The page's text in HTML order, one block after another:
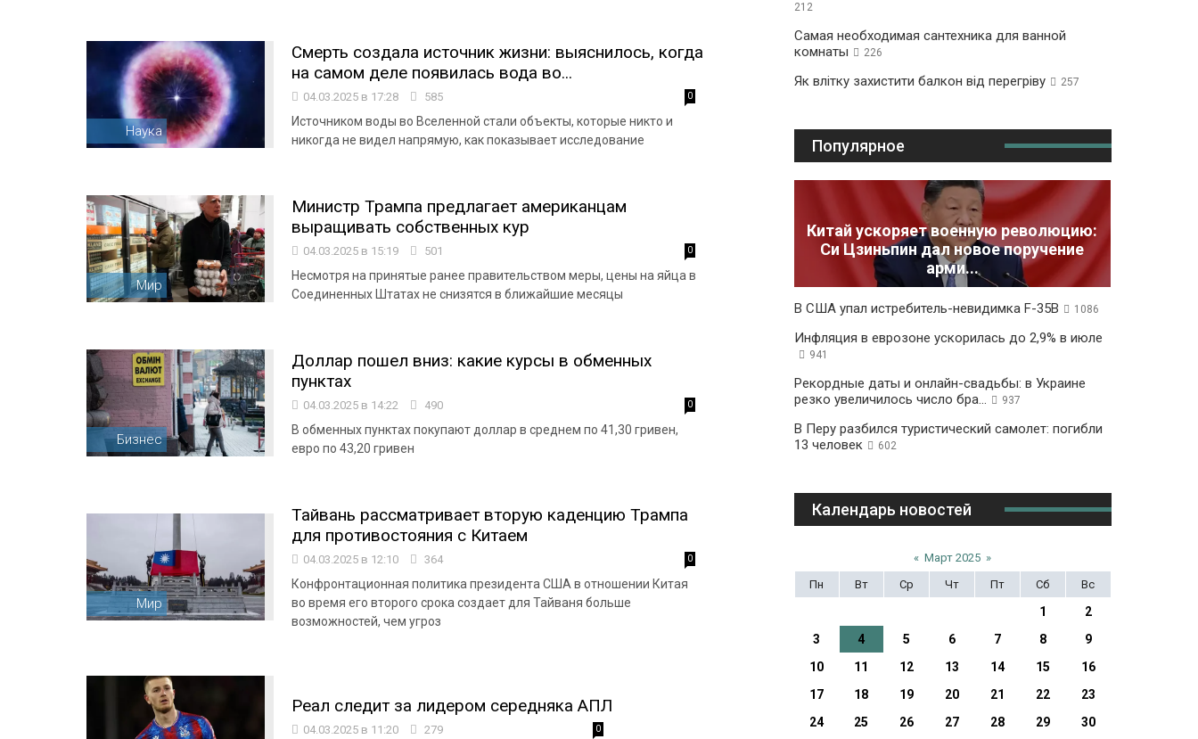
Наука
Смерть создала источник жизни: выяснилось, когда
на самом деле появилась вода во...
04.03.2025 в 17:28 585 0
Источником воды во Вселенной стали объекты, которые никто и
никогда не видел напрямую, как показывает исследование
Мир
Министр Трампа предлагает американцам
выращивать собственных кур
04.03.2025 в 15:19 501 0
Несмотря на принятые ранее правительством меры, цены на яйца в
Соединенных Штатах не снизятся в ближайшие месяцы
Бизнес
Доллар пошел вниз: какие курсы в обменных
пунктах
04.03.2025 в 14:22 490 0
В обменных пунктах покупают доллар в среднем по 41,30 гривен,
евро по 43,20 гривен
Мир
Тайвань рассматривает вторую каденцию Трампа
для противостояния с Китаем
04.03.2025 в 12:10 364 0
Конфронтационная политика президента США в отношении Китая
во время его второго срока создает для Тайваня больше
возможностей, чем угроз
Реал следит за лидером середняка АПЛ
04.03.2025 в 11:20 279 0
212
Самая необходимая сантехника для ванной
комнаты
226
Як влітку захистити балкон від перегріву 257
Популярное
Китай ускоряет военную революцию:
Си Цзиньпин дал новое поручение
арми...
В США упал истребитель-невидимка F-35B 1086
Инфляция в еврозоне ускорилась до 2,9% в июле
941
Рекордные даты и онлайн-свадьбы: в Украине
резко увеличилось число бра...
937
В Перу разбился туристический самолет: погибли
13 человек
602
Календарь новостей
« Март 2025 »
Пн
Вт Ср Чт Пт Сб Вс
1
2
3
4 5 6 7 8
9
10
11 12 13 14 15
16
17
18 19 20 21 22
23
24
25 26 27 28 29
30